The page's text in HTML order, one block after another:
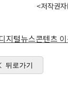
<저작권
지털뉴스콘텐츠
뒤로가기